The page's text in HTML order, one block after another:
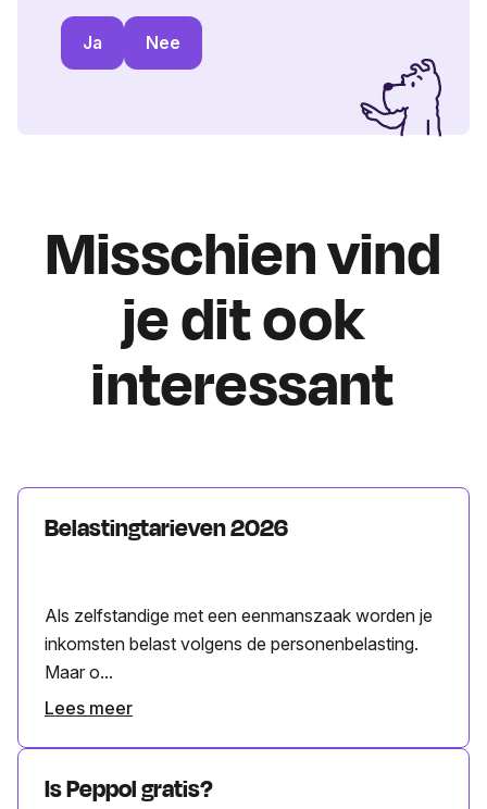
Ja Nee
Misschien vind
je dit ook
interessant
Belastingtarieven 2026
Als zelfstandige met een eenmanszaak worden je
inkomsten belast volgens de personenbelasting.
Maar o...
Lees meer
Is Peppol gratis?